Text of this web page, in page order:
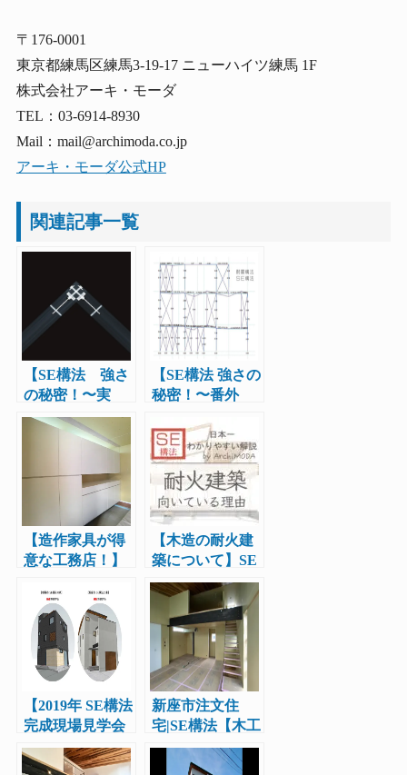
〒176-0001
東京都練馬区練馬3-19-17 ニューハイツ練馬 1F
株式会社アーキ・モーダ
TEL：03-6914-8930
Mail：mail@archimoda.co.jp
アーキ・モーダ公式HP
関連記事一覧
【SE構法 強さ
の秘密！〜実
績〜】
【SE構法 強さの
秘密！〜番外
を建てる際は構
造計算は重要で
す
【造作家具が得
意な工務店！】
て新築物件で造
作家具の搬入取
り付けを行いま
【木造の耐火建
築について】SE
構法が木造の耐
火建築に向いて
いる理由
【2019年 SE構法
完成現場見学会
と構造現場見学
会のダブルW見
新座市注文住
宅|SE構法【木工
事完了】工務店
レポート5